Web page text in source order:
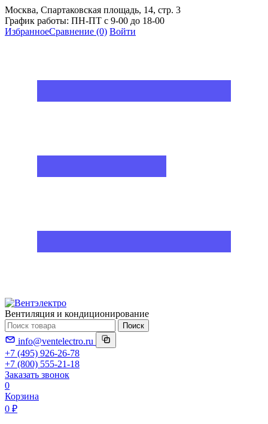
Москва, Спартаковская площадь, 14, стр. 3
График работы: ПН-ПТ с 9-00 до 18-00
ИзбранноеСравнение (0) Войти
Вентиляция и кондиционирование
Поиск
info@ventelectro.ru
+7 (495) 926-26-78
+7 (800) 555-21-18
Заказать звонок
0
Корзина
0 ₽